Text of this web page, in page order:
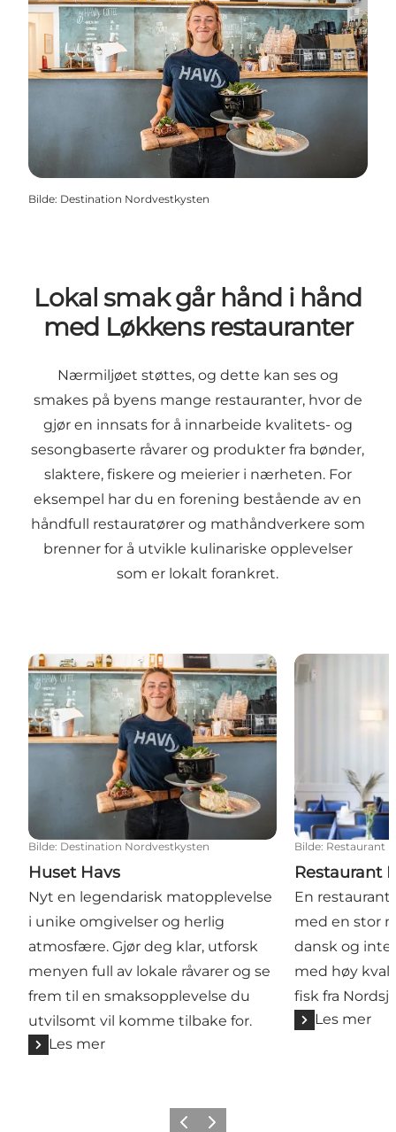
Bilde: Destination Nordvestkysten
Lokal smak går hånd i hånd
med Løkkens restauranter
Nærmiljøet støttes, og dette kan ses og
smakes på byens mange restauranter, hvor de
gjør en innsats for å innarbeide kvalitets- og
sesongbaserte råvarer og produkter fra bønder,
slaktere, fiskere og meierier i nærheten. For
eksempel har du en forening bestående av en
håndfull restauratører og mathåndverkere som
brenner for å utvikle kulinariske opplevelser
som er lokalt forankret.
Huset Havs
Bilde: Destination Nordvestkysten
Huset Havs
Nyt en legendarisk matopplevelse
i unike omgivelser og herlig
atmosfære. Gjør deg klar, utforsk
menyen full av lokale råvarer og se
frem til en smaksopplevelse du
utvilsomt vil komme tilbake for.
Les mer
Restaurant
Bilde: Restaurant
Restaurant
En restaurant
med en stor
dansk og
med høy
fisk fra
Les mer
ForrigeNeste